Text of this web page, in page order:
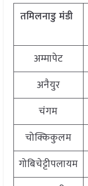
तमिलनाडुमंडी
अम्मापेट
अनैयुर
चंगम
चोक्किकुलम
गोबिचेट्टीपलायम